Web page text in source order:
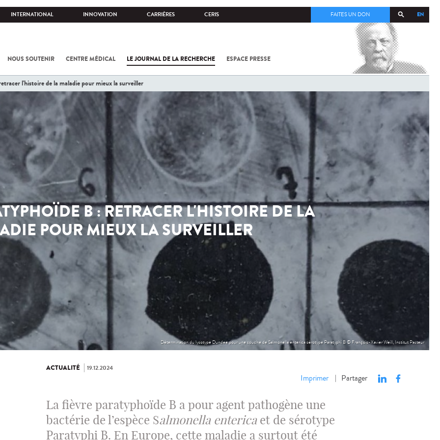
INTERNATIONAL INNOVATION CARRIÈRES CERIS EN
FAITES UN DON
NOUS SOUTENIR CENTRE MÉDICAL LE JOURNAL DE LA RECHERCHE ESPACE PRESSE
COV-2 /
À
L'INSTITUT
PASTEUR
l'histoire de la maladie pour mieux la surveiller
B : RETRACER L'HISTOIRE DE LA
POUR MIEUX LA SURVEILLER
Détermination du lysotype Dundee pour une souche de Salmonella enterica sérotype Paratyphi B © François-Xavier Weill, Institut Pasteur
ACTUALITÉ 19.12.2024
Imprimer | Partager
La fièvre paratyphoïde B a pour agent pathogène une
bactérie de l’espèce Salmonella enterica et de sérotype
Paratyphi B. En Europe, cette maladie a surtout été